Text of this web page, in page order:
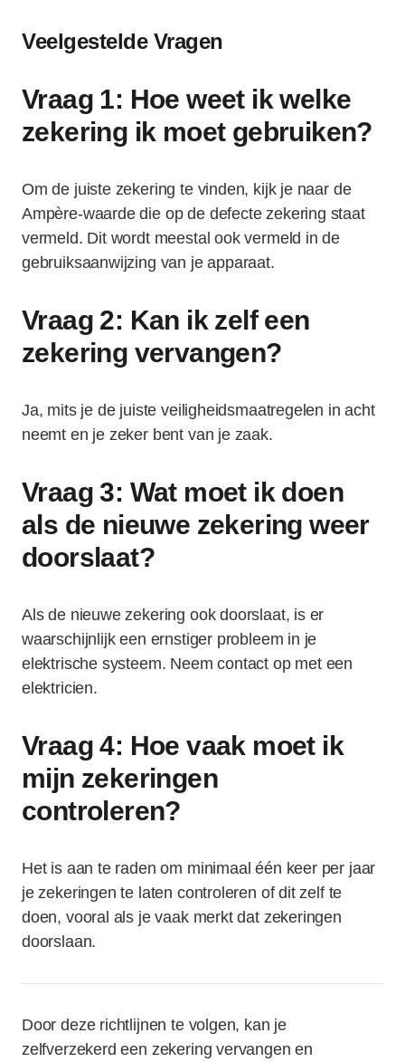
Veelgestelde Vragen
Vraag 1: Hoe weet ik welke
zekering ik moet gebruiken?
Om de juiste zekering te vinden, kijk je naar de
Ampère-waarde die op de defecte zekering staat
vermeld. Dit wordt meestal ook vermeld in de
gebruiksaanwijzing van je apparaat.
Vraag 2: Kan ik zelf een
zekering vervangen?
Ja, mits je de juiste veiligheidsmaatregelen in acht
neemt en je zeker bent van je zaak.
Vraag 3: Wat moet ik doen
als de nieuwe zekering weer
doorslaat?
Als de nieuwe zekering ook doorslaat, is er
waarschijnlijk een ernstiger probleem in je
elektrische systeem. Neem contact op met een
elektricien.
Vraag 4: Hoe vaak moet ik
mijn zekeringen
controleren?
Het is aan te raden om minimaal één keer per jaar
je zekeringen te laten controleren of dit zelf te
doen, vooral als je vaak merkt dat zekeringen
doorslaan.
Door deze richtlijnen te volgen, kan je
zelfverzekerd een zekering vervangen en